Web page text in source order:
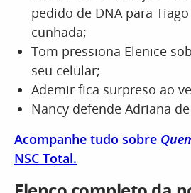
pedido de DNA para
cunhada;
Tom pressiona Elenice
seu celular;
Ademir fica surpreso ao
Nancy defende Adriana
Acompanhe tudo sobre
NSC Total.